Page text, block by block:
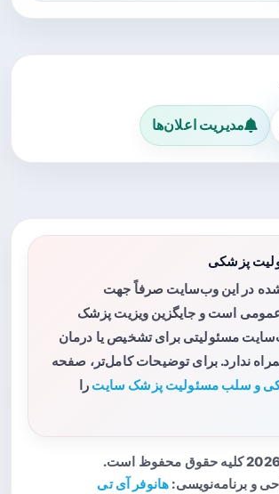
مدیریت اعلان‌ها
پزشکی
در این وب‌سایت صرفاً جهت
است و جایگزین ویزیت پزشک
مسئولیتی برای تشخیص یا درمان
ندارد. برای توضیحات کامل‌تر، صفحه
و سلب مسئولیت پزشک سایت را
و برنامه‌نویسی: هانوفر آی تی